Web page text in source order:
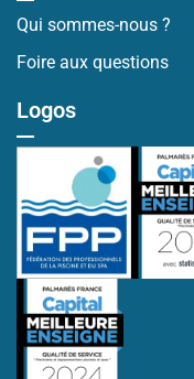
Qui sommes-nous ?
Foire aux questions
Logos